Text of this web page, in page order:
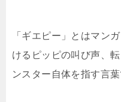
「ギエピー」とはマン
けるピッピの叫び声、
ンスター自体を指す言葉